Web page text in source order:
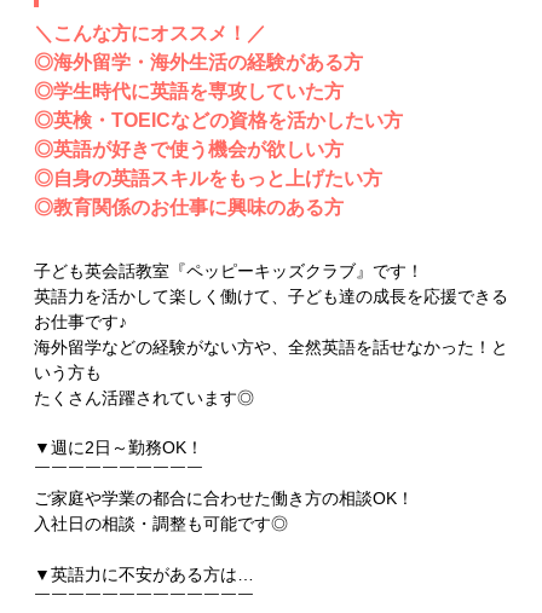
＼こんな方にオススメ！／
◎海外留学・海外生活の経験がある方
◎学生時代に英語を専攻していた方
◎英検・TOEICなどの資格を活かしたい方
◎英語が好きで使う機会が欲しい方
◎自身の英語スキルをもっと上げたい方
◎教育関係のお仕事に興味のある方
子ども英会話教室『ペッピーキッズクラブ』です！
英語力を活かして楽しく働けて、子ども達の成長を応援できる
お仕事です♪
海外留学などの経験がない方や、全然英語を話せなかった！と
いう方も
たくさん活躍されています◎
▼週に2日～勤務OK！
￣￣￣￣￣￣￣￣￣￣
ご家庭や学業の都合に合わせた働き方の相談OK！
入社日の相談・調整も可能です◎
▼英語力に不安がある方は…
￣￣￣￣￣￣￣￣￣￣￣￣￣